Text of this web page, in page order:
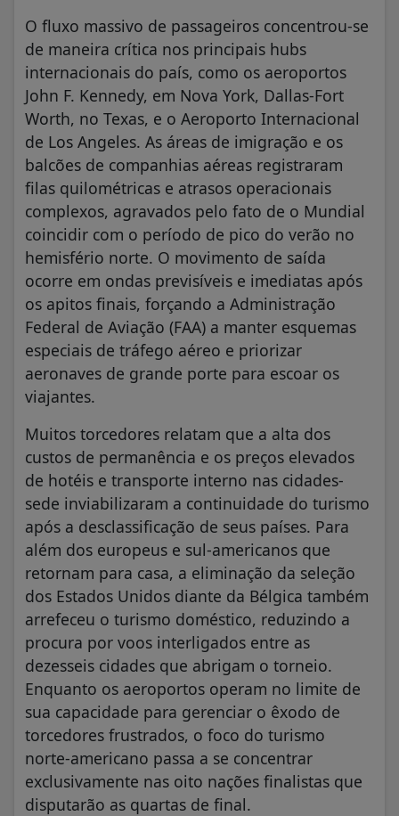
O fluxo massivo de passageiros concentrou-se
de maneira crítica nos principais hubs
internacionais do país, como os aeroportos
John F. Kennedy, em Nova York, Dallas-Fort
Worth, no Texas, e o Aeroporto Internacional
de Los Angeles. As áreas de imigração e os
balcões de companhias aéreas registraram
filas quilométricas e atrasos operacionais
complexos, agravados pelo fato de o Mundial
coincidir com o período de pico do verão no
hemisfério norte. O movimento de saída
ocorre em ondas previsíveis e imediatas após
os apitos finais, forçando a Administração
Federal de Aviação (FAA) a manter esquemas
especiais de tráfego aéreo e priorizar
aeronaves de grande porte para escoar os
viajantes.
Muitos torcedores relatam que a alta dos
custos de permanência e os preços elevados
de hotéis e transporte interno nas cidades-
sede inviabilizaram a continuidade do turismo
após a desclassificação de seus países. Para
além dos europeus e sul-americanos que
retornam para casa, a eliminação da seleção
dos Estados Unidos diante da Bélgica também
arrefeceu o turismo doméstico, reduzindo a
procura por voos interligados entre as
dezesseis cidades que abrigam o torneio.
Enquanto os aeroportos operam no limite de
sua capacidade para gerenciar o êxodo de
torcedores frustrados, o foco do turismo
norte-americano passa a se concentrar
exclusivamente nas oito nações finalistas que
disputarão as quartas de final.